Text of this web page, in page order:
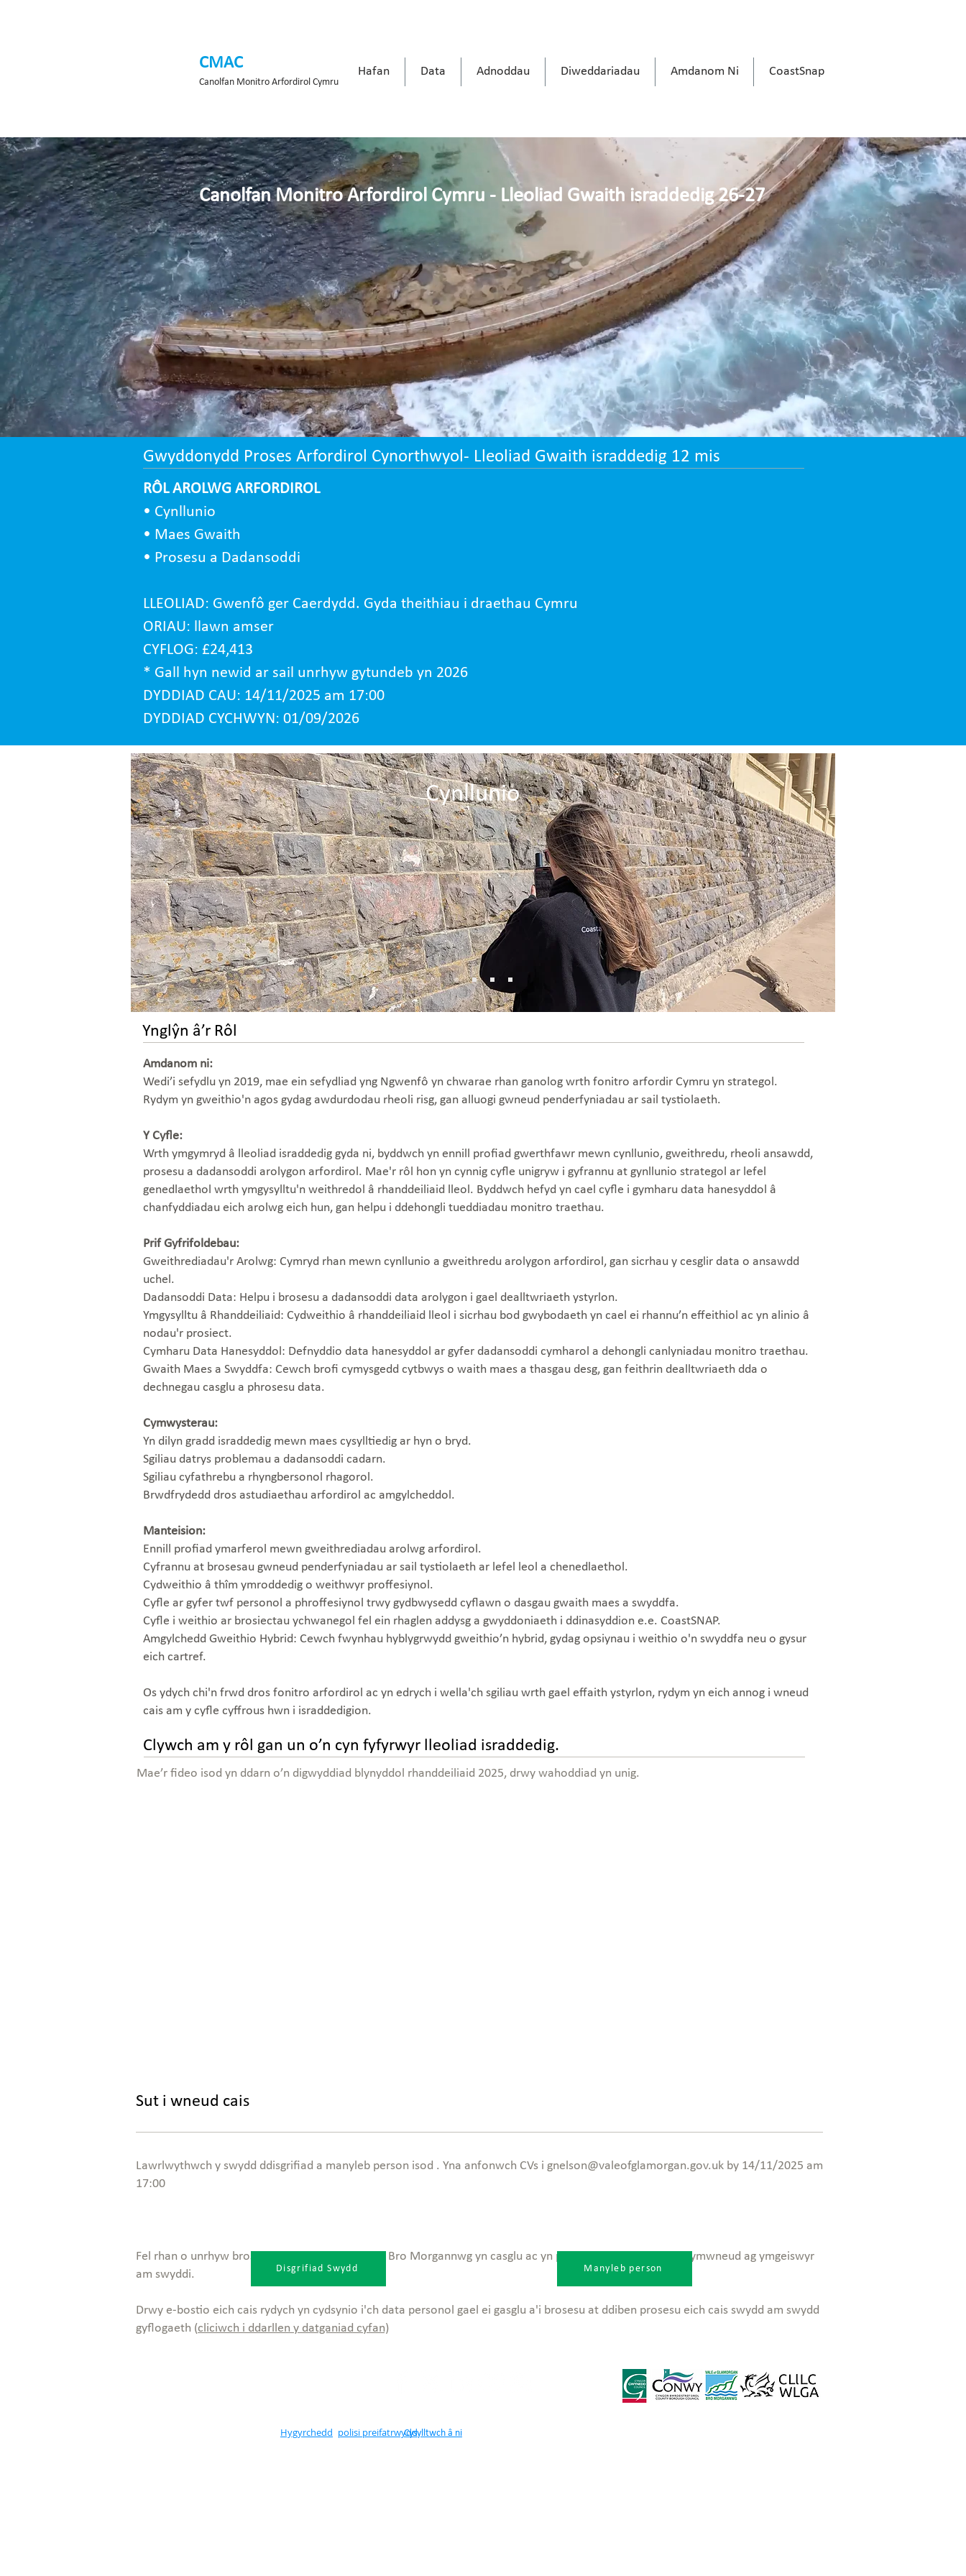
CMAC
Canolfan Monitro Arfordirol Cymru
Hafan Data Adnoddau Diweddariadau Amdanom Ni CoastSnap
Canolfan Monitro Arfordirol Cymru - Lleoliad Gwaith israddedig 26-27
Gwyddonydd Proses Arfordirol Cynorthwyol- Lleoliad Gwaith israddedig 12 mis
RÔL AROLWG ARFORDIROL
• Cynllunio
• Maes Gwaith
• Prosesu a Dadansoddi
LLEOLIAD: Gwenfô ger Caerdydd. Gyda theithiau i draethau Cymru
ORIAU: llawn amser
CYFLOG: £24,413
* Gall hyn newid ar sail unrhyw gytundeb yn 2026
DYDDIAD CAU: 14/11/2025 am 17:00
DYDDIAD CYCHWYN: 01/09/2026
Cynllunio
Ynglŷn â’r Rôl
Amdanom ni:
Wedi’i sefydlu yn 2019, mae ein sefydliad yng Ngwenfô yn chwarae rhan ganolog wrth fonitro arfordir Cymru yn strategol.
Rydym yn gweithio'n agos gydag awdurdodau rheoli risg, gan alluogi gwneud penderfyniadau ar sail tystiolaeth.
Y Cyfle:
Wrth ymgymryd â lleoliad israddedig gyda ni, byddwch yn ennill profiad gwerthfawr mewn cynllunio, gweithredu, rheoli ansawdd,
prosesu a dadansoddi arolygon arfordirol. Mae'r rôl hon yn cynnig cyfle unigryw i gyfrannu at gynllunio strategol ar lefel
genedlaethol wrth ymgysylltu'n weithredol â rhanddeiliaid lleol. Byddwch hefyd yn cael cyfle i gymharu data hanesyddol â
chanfyddiadau eich arolwg eich hun, gan helpu i ddehongli tueddiadau monitro traethau.
Prif Gyfrifoldebau:
Gweithrediadau'r Arolwg: Cymryd rhan mewn cynllunio a gweithredu arolygon arfordirol, gan sicrhau y cesglir data o ansawdd
uchel.
Dadansoddi Data: Helpu i brosesu a dadansoddi data arolygon i gael dealltwriaeth ystyrlon.
Ymgysylltu â Rhanddeiliaid: Cydweithio â rhanddeiliaid lleol i sicrhau bod gwybodaeth yn cael ei rhannu’n effeithiol ac yn alinio â
nodau'r prosiect.
Cymharu Data Hanesyddol: Defnyddio data hanesyddol ar gyfer dadansoddi cymharol a dehongli canlyniadau monitro traethau.
Gwaith Maes a Swyddfa: Cewch brofi cymysgedd cytbwys o waith maes a thasgau desg, gan feithrin dealltwriaeth dda o
dechnegau casglu a phrosesu data.
Cymwysterau:
Yn dilyn gradd israddedig mewn maes cysylltiedig ar hyn o bryd.
Sgiliau datrys problemau a dadansoddi cadarn.
Sgiliau cyfathrebu a rhyngbersonol rhagorol.
Brwdfrydedd dros astudiaethau arfordirol ac amgylcheddol.
Manteision:
Ennill profiad ymarferol mewn gweithrediadau arolwg arfordirol.
Cyfrannu at brosesau gwneud penderfyniadau ar sail tystiolaeth ar lefel leol a chenedlaethol.
Cydweithio â thîm ymroddedig o weithwyr proffesiynol.
Cyfle ar gyfer twf personol a phroffesiynol trwy gydbwysedd cyflawn o dasgau gwaith maes a swyddfa.
Cyfle i weithio ar brosiectau ychwanegol fel ein rhaglen addysg a gwyddoniaeth i ddinasyddion e.e. CoastSNAP.
Amgylchedd Gweithio Hybrid: Cewch fwynhau hyblygrwydd gweithio’n hybrid, gydag opsiynau i weithio o'n swyddfa neu o gysur
eich cartref.
Os ydych chi'n frwd dros fonitro arfordirol ac yn edrych i wella'ch sgiliau wrth gael effaith ystyrlon, rydym yn eich annog i wneud
cais am y cyfle cyffrous hwn i israddedigion.
Clywch am y rôl gan un o’n cyn fyfyrwyr lleoliad israddedig.
Mae’r fideo isod yn ddarn o’n digwyddiad blynyddol rhanddeiliaid 2025, drwy wahoddiad yn unig.
Sut i wneud cais
Lawrlwythwch y swydd ddisgrifiad a manyleb person isod . Yna anfonwch CVs i gnelson@valeofglamorgan.gov.uk by 14/11/2025 am
17:00
Fel rhan o unrhyw broses recriwtio, mae Cyngor Bro Morgannwg yn casglu ac yn prosesu data personol yn ymwneud ag ymgeiswyr
am swyddi.
Drwy e-bostio eich cais rydych yn cydsynio i'ch data personol gael ei gasglu a'i brosesu at ddiben prosesu eich cais swydd am swydd
gyflogaeth (cliciwch i ddarllen y datganiad cyfan)
Disgrifiad Swydd Manyleb person
Hygyrchedd polisi preifatrwyddCysylltwch â ni